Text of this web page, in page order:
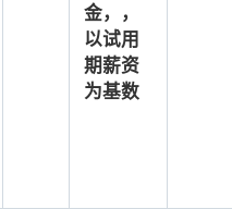
金，
，
以试用
期薪资
为基数